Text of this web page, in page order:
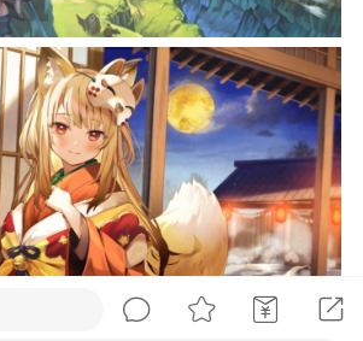
P站美图推荐——紫发特辑
隐藏 0